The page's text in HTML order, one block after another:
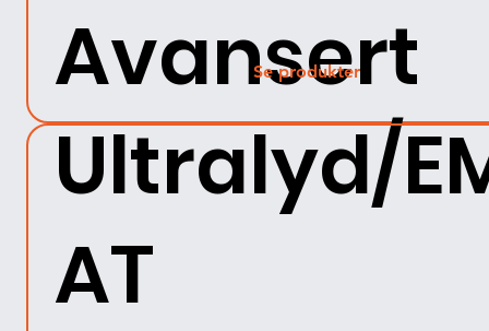
Avansert
Ultralyd/
AT
Se produkter